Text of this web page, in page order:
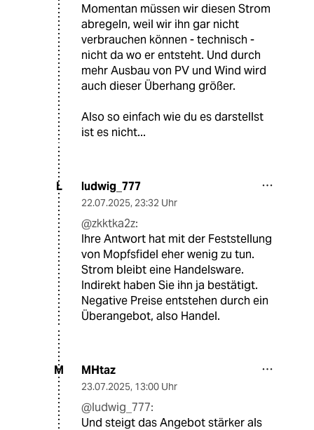
Momentan müssen wir diesen Strom
abregeln, weil wir ihn gar nicht
verbrauchen können - technisch -
nicht da wo er entsteht. Und durch
mehr Ausbau von PV und Wind wird
auch dieser Überhang größer.
Also so einfach wie du es darstellst
ist es nicht...
L ludwig_777
22.07.2025, 23:32 Uhr
@zkktka2z:
Ihre Antwort hat mit der Feststellung
von Mopfsfidel eher wenig zu tun.
Strom bleibt eine Handelsware.
Indirekt haben Sie ihn ja bestätigt.
Negative Preise entstehen durch ein
Überangebot, also Handel.
M MHtaz
23.07.2025, 13:00 Uhr
@ludwig_777:
Und steigt das Angebot stärker als